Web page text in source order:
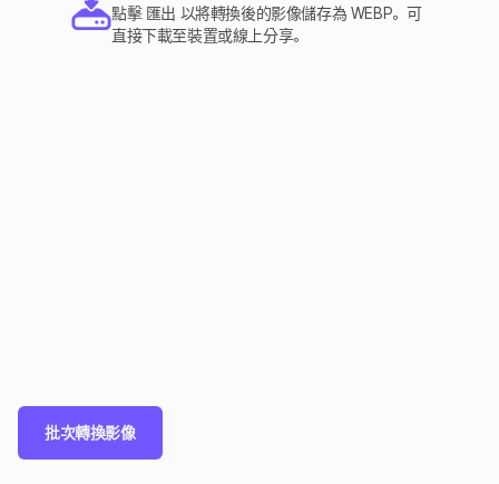
點擊 匯出 以將轉換後的影像儲存為 WEBP。可
直接下載至裝置或線上分享。
批次轉換影像